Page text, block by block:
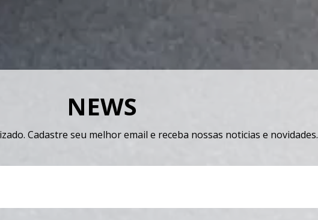
NEWS
Cadastre seu melhor email e receba nossas noticias e novidades.